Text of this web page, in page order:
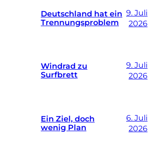
Deutschland hat ein
Trennungsproblem
9. Juli
2026
Windrad zu
Surfbrett
9. Juli
2026
Ein Ziel, doch
wenig Plan
6. Juli
2026